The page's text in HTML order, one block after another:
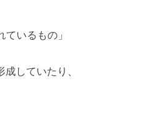
いるもの」
していたり、